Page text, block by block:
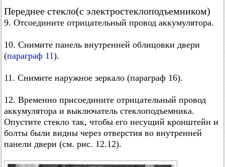
Переднее стекло(с электростеклоподъемником)
9. Отсоедините отрицательный провод аккумулятора.
10. Снимите панель внутренней облицовки двери
(параграф 11).
11. Снимите наружное зеркало (параграф 16).
12. Временно присоедините отрицательный провод
аккумулятора и выключатель стеклоподъемника.
Опустите стекло так, чтобы его несущий кронштейн и
болты были видны через отверстия во внутренней
панели двери (см. рис. 12.12).